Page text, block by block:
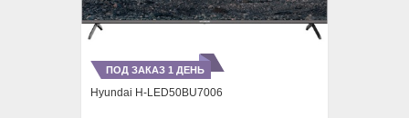
ПОД ЗАКАЗ 1 ДЕНЬ
Hyundai H-LED50BU7006